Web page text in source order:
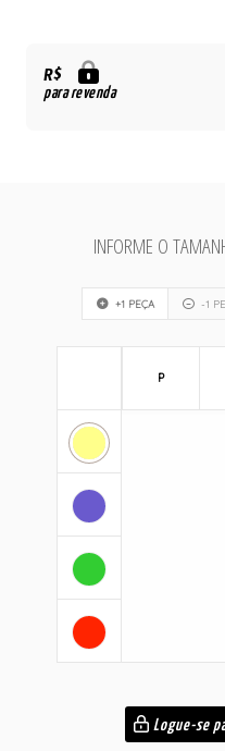
R$
para revenda
INFORME O
+1 PEÇA -1
P
Logue-se